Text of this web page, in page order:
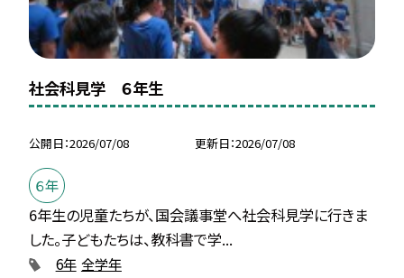
社会科見学 ６年生
公開日 2026/07/08 更新日 2026/07/08
６年
6年生の児童たちが、国会議事堂へ社会科見学に行きま
した。子どもたちは、教科書で学...
6年 全学年